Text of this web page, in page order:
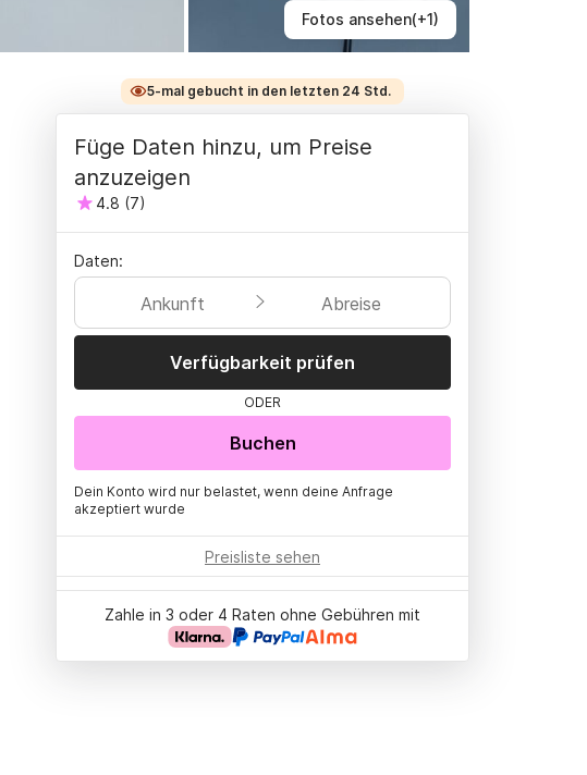
Fotos ansehen(+1)
5-mal gebucht in den letzten 24 Std.
Füge Daten hinzu, um Preise
anzuzeigen
4.8 (7)
Daten:
Ankunft Abreise
Verfügbarkeit prüfen
ODER
Buchen
Dein Konto wird nur belastet, wenn deine Anfrage
akzeptiert wurde
Preisliste sehen
Zahle in 3 oder 4 Raten ohne Gebühren mit